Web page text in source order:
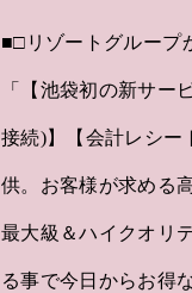
■□リゾートグループ
「【池袋初の新サー
接続)】【会計レシー
供。お客様が求める
最大級＆ハイクオリ
る事で今日からお得